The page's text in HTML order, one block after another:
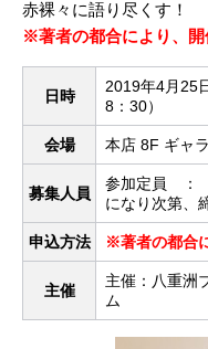
赤裸々に語り尽くす！
※著者の都合により、開
日時
2019年4月25
8：30）
会場 本店 8F ギャ
募集人員
参加定員 ：
になり次第、
申込方法 ※著者の都合
主催
主催：八重
ム